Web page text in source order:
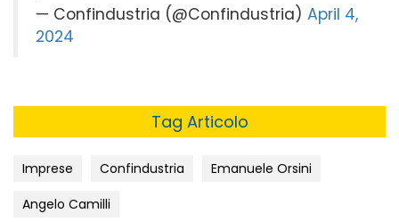
— Confindustria (@Confindustria) April 4,
2024
Tag Articolo
Imprese Confindustria
Emanuele Orsini
Angelo Camilli